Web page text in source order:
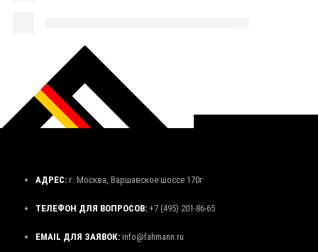
АДРЕС: г. Москва, Варшавское шоссе 170г
ТЕЛЕФОН ДЛЯ ВОПРОСОВ: +7 (495) 201-86-65
EMAIL ДЛЯ ЗАЯВОК: info@fahmann.ru